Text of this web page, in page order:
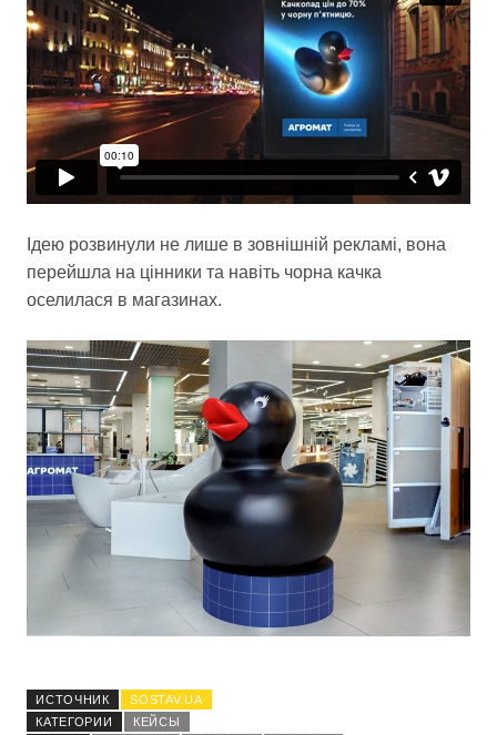
Ідею розвинули не лише в зовнішній рекламі, вона
перейшла на цінники та навіть чорна качка
оселилася в магазинах.
ИСТОЧНИК
SOSTAV.UA
КАТЕГОРИИ
КЕЙСЫ